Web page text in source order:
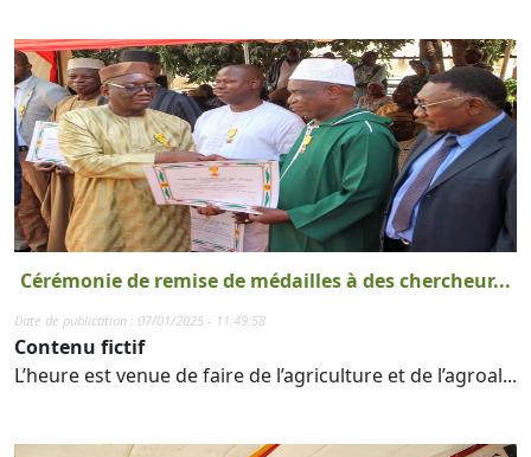
Cérémonie de remise de médailles à des chercheur...
Date de publication : 07/01/2025 - 11:49:58
Contenu fictif
L’heure est venue de faire de l’agriculture et de l’agroal...